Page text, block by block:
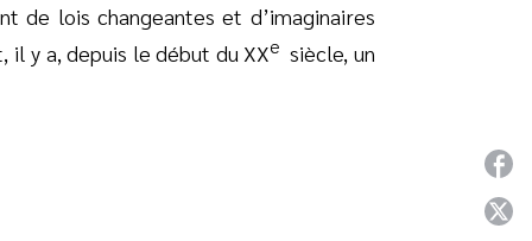
de lois changeantes et d’imaginaires
y a, depuis le début du XXe siècle, un